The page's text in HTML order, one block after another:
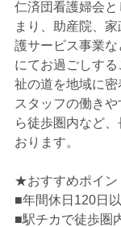
仁済団看護婦会
まり、助産院、
護サービス事業
にてお過ごしす
祉の道を地域に密
スタッフの働き
ら徒歩圏内など
おります。
★おすすめポイ
■年間休日120日
■駅チカで徒歩圏